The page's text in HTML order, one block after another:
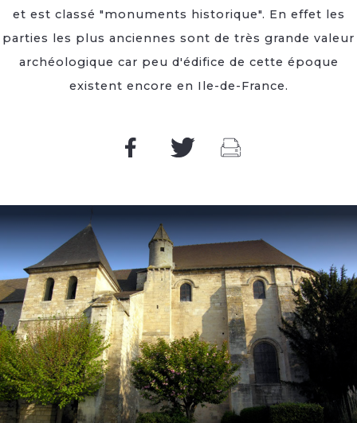
et est classé "monuments historique". En effet les
parties les plus anciennes sont de très grande valeur
archéologique car peu d'édifice de cette époque
existent encore en Ile-de-France.